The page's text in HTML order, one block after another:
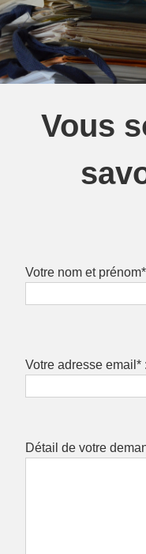
Vous
Votre nom et
Votre adresse email* :
Détail de votre